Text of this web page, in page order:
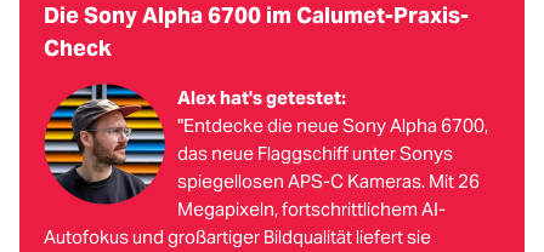
Die Sony Alpha 6700 im Calumet-Praxis-
Check
Alex hat's getestet:
"Entdecke die neue Sony Alpha 6700,
das neue Flaggschiff unter Sonys
spiegellosen APS-C Kameras. Mit 26
Megapixeln, fortschrittlichem AI-
Autofokus und großartiger Bildqualität liefert sie